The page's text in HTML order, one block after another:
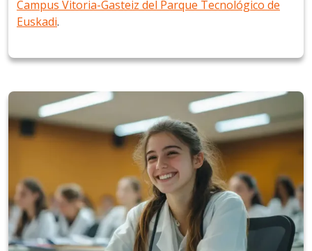
Campus Vitoria-Gasteiz del Parque Tecnológico de
Euskadi.